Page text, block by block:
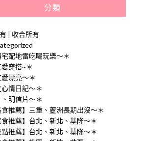
分類
| 收合所有
宅配地雷吃喝玩樂～＊
穿搭~＊
漂亮～＊
情日記～＊
明信片～＊
食推薦】三重、蘆洲長期出沒～＊
食推薦】台北、新北、基隆～＊
點推薦】台北、新北、基隆～＊